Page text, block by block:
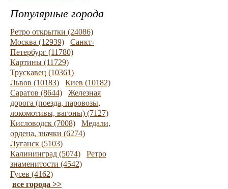
Популярные города
Ретро открытки (24086)
Москва (12939)
Санкт-
Петербург (11780)
Картины (11729)
Трускавец (10361)
Львов (10183)
Киев (10182)
Саратов (8644)
Железная
дорога (поезда, паровозы,
локомотивы, вагоны) (7127)
Кисловодск (7008)
Медали,
ордена, значки (6274)
Луганск (5103)
Калининград (5074)
Ретро
знаменитости (4542)
Гусев (4162)
все города >>